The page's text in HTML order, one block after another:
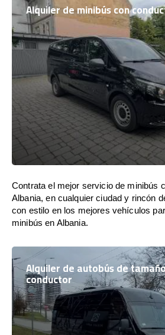
Alquiler de minibús con
Contrata el mejor servicio de minibús
Albania, en cualquier ciudad y rincón
con estilo en los mejores vehículos
minibús en Albania.
Alquiler de autobús de
conductor